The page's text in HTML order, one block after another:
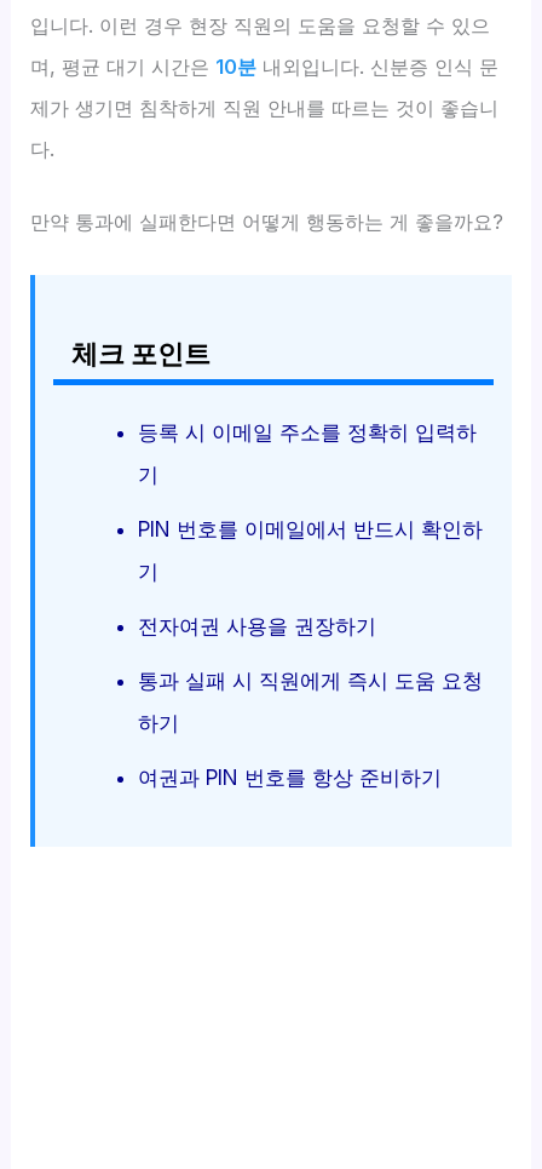
입니다. 이런 경우 현장 직원의 도움을 요청할 수 있으
며, 평균 대기 시간은 10분 내외입니다. 신분증 인식 문
제가 생기면 침착하게 직원 안내를 따르는 것이 좋습니
다.
만약 통과에 실패한다면 어떻게 행동하는 게 좋을까요?
체크 포인트
등록 시 이메일 주소를 정확히 입력하
기
PIN 번호를 이메일에서 반드시 확인하
기
전자여권 사용을 권장하기
통과 실패 시 직원에게 즉시 도움 요청
하기
여권과 PIN 번호를 항상 준비하기